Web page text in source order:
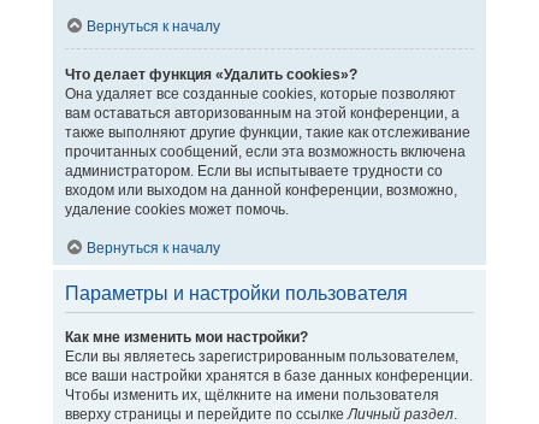
Вернуться к началу
Что делает функция «Удалить cookies»?
Она удаляет все созданные cookies, которые позволяют
вам оставаться авторизованным на этой конференции, а
также выполняют другие функции, такие как отслеживание
прочитанных сообщений, если эта возможность включена
администратором. Если вы испытываете трудности со
входом или выходом на данной конференции, возможно,
удаление cookies может помочь.
Вернуться к началу
Параметры и настройки пользователя
Как мне изменить мои настройки?
Если вы являетесь зарегистрированным пользователем,
все ваши настройки хранятся в базе данных конференции.
Чтобы изменить их, щёлкните на имени пользователя
вверху страницы и перейдите по ссылкеЛичный раздел.